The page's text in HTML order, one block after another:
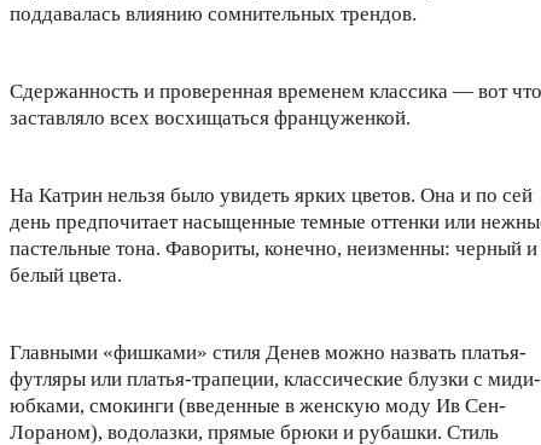
поддавалась влиянию сомнительных трендов.
Сдержанность и проверенная временем классика — вот что
заставляло всех восхищаться француженкой.
На Катрин нельзя было увидеть ярких цветов. Она и по сей
день предпочитает насыщенные темные оттенки или
пастельные тона. Фавориты, конечно, неизменны: черный и
белый цвета.
Главными «фишками» стиля Денев можно назвать платья-
футляры или платья-трапеции, классические блузки с миди-
юбками, смокинги (введенные в женскую моду Ив Сен-
Лораном), водолазки, прямые брюки и рубашки. Стиль